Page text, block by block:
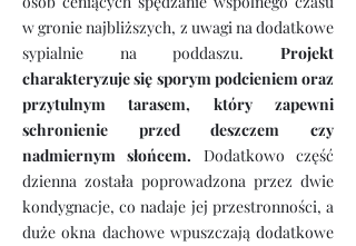
w gronie najbliższych, z uwagi na dodatkowe
sypialnie na poddaszu. Projekt
charakteryzuje się sporym podcieniem oraz
przytulnym tarasem, który zapewni
schronienie przed deszczem czy
nadmiernym słońcem. Dodatkowo część
dzienna została poprowadzona przez dwie
kondygnacje, co nadaje jej przestronności, a
duże okna dachowe wpuszczają dodatkowe